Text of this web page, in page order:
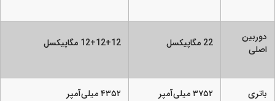
دوربین
اصلی
22 مگاپیکسل 12+12+12 مگاپیکسل
باتری ۳۷۵۲ میلی‌آمپر ۴۳۵۲ میلی‌آمپر